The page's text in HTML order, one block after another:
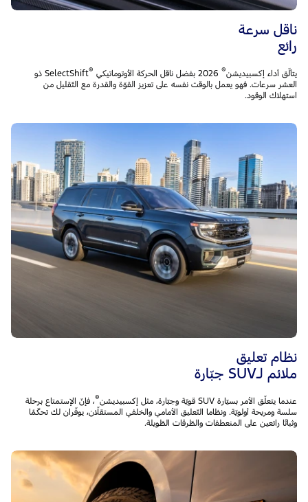
ناقل سرعة
رائع
يتألّق أداء إكسبيديشن®
®
SelectShift ذو
العشر سرعات. فهو يعمل بالوقت نفسه على تعزيز القوّة والقدرة مع التّقليل من
استهلاك الوقود.
نظام تعليق
ملائم لـSUV جبّارة
عندما يتعلّق الأمر بسيّارة SUV قويّة وجبّارة، مثل إكسبيديشن ®، فإنّ الإستمتاع برحلة
سلسة ومريحة أولويّة. ونظاما التّعليق الأمامي والخلفي المستقلّان، يوفّران لك تحكّمًا
وثباتًا رائعين على المنعطفات والطّرقات الطّويلة.